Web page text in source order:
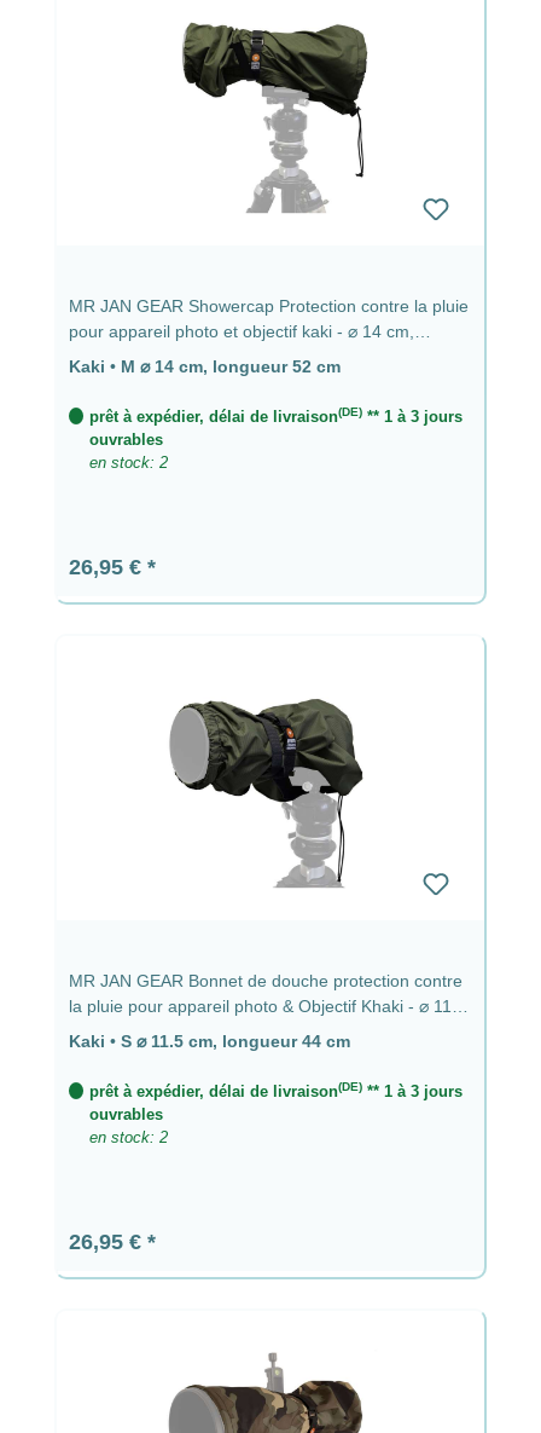
MR JAN GEAR Showercap Protection contre la pluie
pour appareil photo et objectif kaki - ⌀ 14 cm,
longueur 52 cm
Kaki • M ⌀ 14 cm, longueur 52 cm
prêt à expédier, délai de livraison(DE)** 1 à 3 jours
ouvrables
en stock: 2
Prix régulier :
26,95 €
MR JAN GEAR Bonnet de douche protection contre
la pluie pour appareil photo & Objectif Khaki - ⌀ 11,5
cm, longueur 44 cm
Kaki • S ⌀ 11.5 cm, longueur 44 cm
prêt à expédier, délai de livraison(DE)** 1 à 3 jours
ouvrables
en stock: 2
Prix régulier :
26,95 €